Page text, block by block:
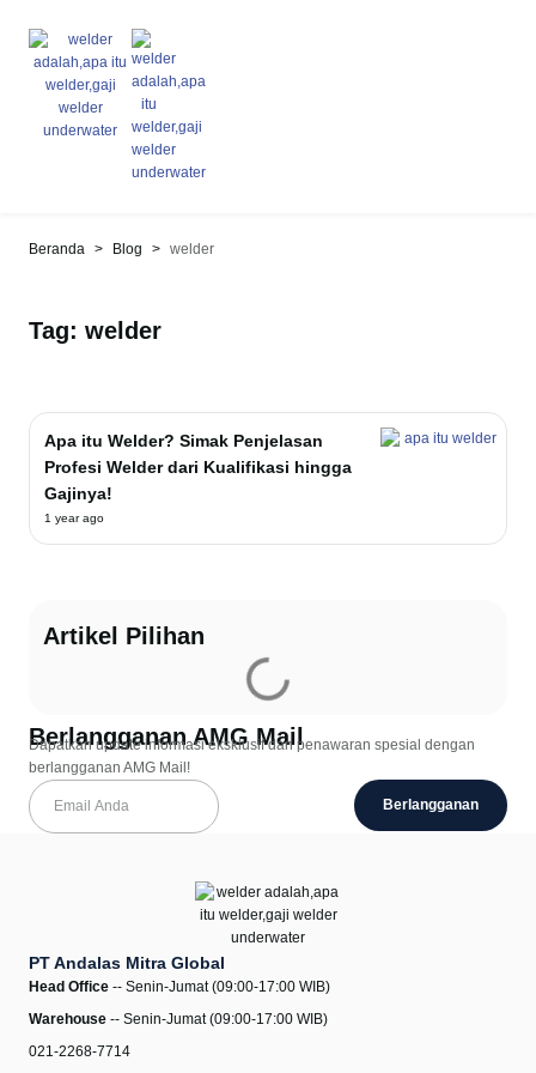
Beranda > Blog > welder
Tag: welder
Apa itu Welder? Simak Penjelasan
Profesi Welder dari Kualifikasi hingga
Gajinya!
1 year ago
Artikel Pilihan
Berlangganan AMG Mail
Dapatkan update informasi eksklusif dan penawaran spesial dengan
berlangganan AMG Mail!
Berlangganan
PT Andalas Mitra Global
Head Office -- Senin-Jumat (09:00-17:00 WIB)
Warehouse -- Senin-Jumat (09:00-17:00 WIB)
021-2268-7714